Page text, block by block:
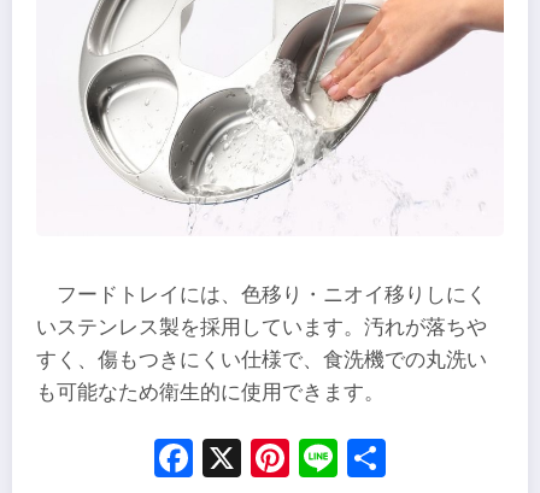
フードトレイには、色移り・ニオイ移りしにく
いステンレス製を採用しています。汚れが落ちや
すく、傷もつきにくい仕様で、食洗機での丸洗い
も可能なため衛生的に使用できます。
Facebook
X Pinterest
Line